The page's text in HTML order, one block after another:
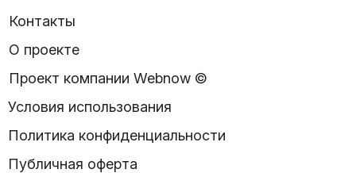
Контакты
О проекте
Проект компании Webnow ©
Условия использования
Политика конфиденциальности
Публичная оферта